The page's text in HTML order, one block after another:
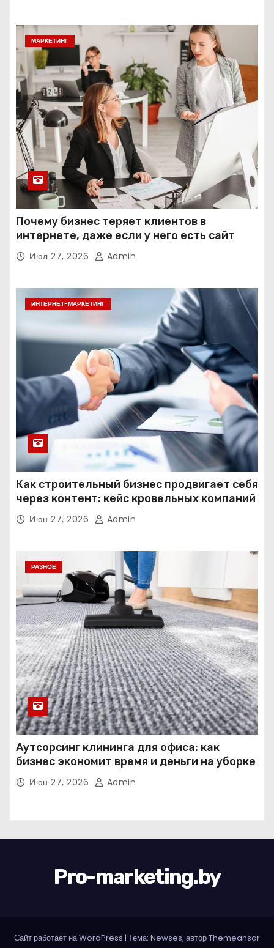
МАРКЕТИНГ
Почему бизнес теряет клиентов в
интернете, даже если у него есть сайт
Июл 27, 2026 Admin
ИНТЕРНЕТ-МАРКЕТИНГ
Как строительный бизнес продвигает себя
через контент: кейс кровельных компаний
Июн 27, 2026 Admin
РАЗНОЕ
Аутсорсинг клининга для офиса: как
бизнес экономит время и деньги на уборке
Июн 27, 2026 Admin
Pro-marketing.by
Сайт работает на WordPress | Тема: Newses, авторThemeansar